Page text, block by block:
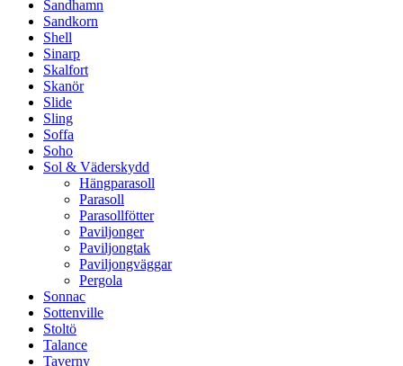
Sandhamn
Sandkorn
Shell
Sinarp
Skalfort
Skanör
Slide
Sling
Soffa
Soho
Sol & Väderskydd
Hängparasoll
Parasoll
Parasollfötter
Paviljonger
Paviljongtak
Paviljongväggar
Pergola
Sonnac
Sottenville
Stoltö
Talance
Taverny